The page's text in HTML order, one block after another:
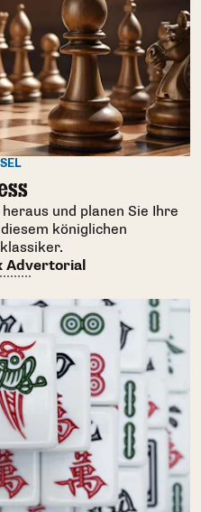
und planen Sie Ihre
königlichen
Advertorial